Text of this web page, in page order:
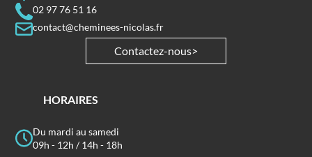
02 97 76 51 16
contact@cheminees-nicolas.fr
Contactez-nous
HORAIRES
Du mardi au samedi
09h - 12h / 14h - 18h